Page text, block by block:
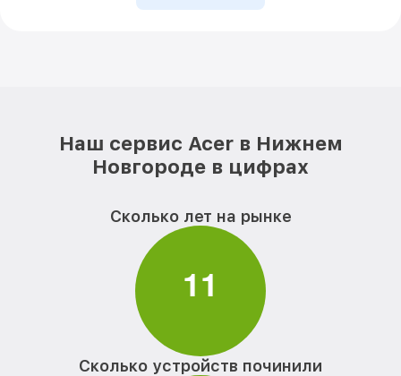
Наш сервис Acer в Нижнем
Новгороде в цифрах
Сколько лет на рынке
11
Сколько устройств починили